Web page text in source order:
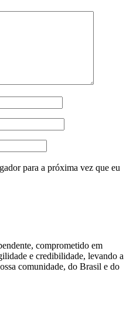
para a próxima vez que eu
comprometido em
e credibilidade, levando a
comunidade, do Brasil e do